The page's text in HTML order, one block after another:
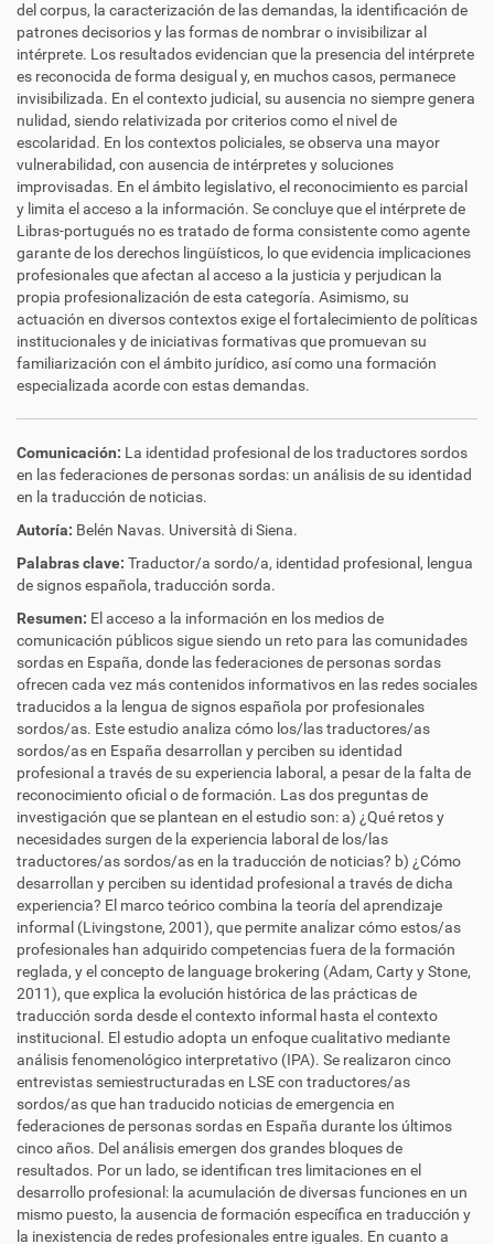
del corpus, la caracterización de las demandas, la identificación de
patrones decisorios y las formas de nombrar o invisibilizar al
intérprete. Los resultados evidencian que la presencia del intérprete
es reconocida de forma desigual y, en muchos casos, permanece
invisibilizada. En el contexto judicial, su ausencia no siempre genera
nulidad, siendo relativizada por criterios como el nivel de
escolaridad. En los contextos policiales, se observa una mayor
vulnerabilidad, con ausencia de intérpretes y soluciones
improvisadas. En el ámbito legislativo, el reconocimiento es parcial
y limita el acceso a la información. Se concluye que el intérprete de
Libras-portugués no es tratado de forma consistente como agente
garante de los derechos lingüísticos, lo que evidencia implicaciones
profesionales que afectan al acceso a la justicia y perjudican la
propia profesionalización de esta categoría. Asimismo, su
actuación en diversos contextos exige el fortalecimiento de políticas
institucionales y de iniciativas formativas que promuevan su
familiarización con el ámbito jurídico, así como una formación
especializada acorde con estas demandas.
Comunicación: La identidad profesional de los traductores sordos
en las federaciones de personas sordas: un análisis de su identidad
en la traducción de noticias.
Autoría: Belén Navas. Università di Siena.
Palabras clave: Traductor/a sordo/a, identidad profesional, lengua
de signos española, traducción sorda.
Resumen: El acceso a la información en los medios de
comunicación públicos sigue siendo un reto para las comunidades
sordas en España, donde las federaciones de personas sordas
ofrecen cada vez más contenidos informativos en las redes sociales
traducidos a la lengua de signos española por profesionales
sordos/as. Este estudio analiza cómo los/las traductores/as
sordos/as en España desarrollan y perciben su identidad
profesional a través de su experiencia laboral, a pesar de la falta de
reconocimiento oficial o de formación. Las dos preguntas de
investigación que se plantean en el estudio son: a) ¿Qué retos y
necesidades surgen de la experiencia laboral de los/las
traductores/as sordos/as en la traducción de noticias? b) ¿Cómo
desarrollan y perciben su identidad profesional a través de dicha
experiencia? El marco teórico combina la teoría del aprendizaje
informal (Livingstone, 2001), que permite analizar cómo estos/as
profesionales han adquirido competencias fuera de la formación
reglada, y el concepto de language brokering (Adam, Carty y Stone,
2011), que explica la evolución histórica de las prácticas de
traducción sorda desde el contexto informal hasta el contexto
institucional. El estudio adopta un enfoque cualitativo mediante
análisis fenomenológico interpretativo (IPA). Se realizaron cinco
entrevistas semiestructuradas en LSE con traductores/as
sordos/as que han traducido noticias de emergencia en
federaciones de personas sordas en España durante los últimos
cinco años. Del análisis emergen dos grandes bloques de
resultados. Por un lado, se identifican tres limitaciones en el
desarrollo profesional: la acumulación de diversas funciones en un
mismo puesto, la ausencia de formación específica en traducción y
la inexistencia de redes profesionales entre iguales. En cuanto a